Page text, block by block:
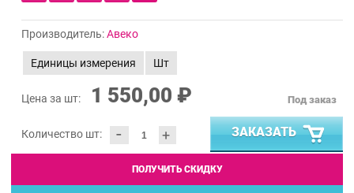
Производитель:Авеко
Единицы измерения Шт
Цена за шт: 1 550,00 ₽
Количество шт: - +
Под заказ
ЗАКАЗАТЬ
ПОЛУЧИТЬ СКИДКУ